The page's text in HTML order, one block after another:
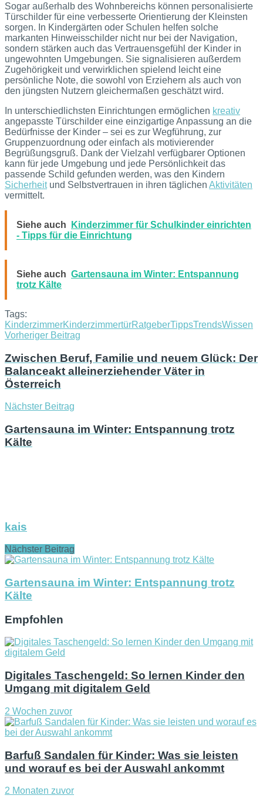
Sogar außerhalb des Wohnbereichs können personalisierte
Türschilder für eine verbesserte Orientierung der Kleinsten
sorgen. In Kindergärten oder Schulen helfen solche
markanten Hinweisschilder nicht nur bei der Navigation,
sondern stärken auch das Vertrauensgefühl der Kinder in
ungewohnten Umgebungen. Sie signalisieren außerdem
Zugehörigkeit und verwirklichen spielend leicht eine
persönliche Note, die sowohl von Erziehern als auch von
den jüngsten Nutzern gleichermaßen geschätzt wird.
In unterschiedlichsten Einrichtungen ermöglichen kreativ
angepasste Türschilder eine einzigartige Anpassung an die
Bedürfnisse der Kinder – sei es zur Wegführung, zur
Gruppenzuordnung oder einfach als motivierender
Begrüßungsgruß. Dank der Vielzahl verfügbarer Optionen
kann für jede Umgebung und jede Persönlichkeit das
passende Schild gefunden werden, was den Kindern
Sicherheitund Selbstvertrauen in ihren täglichen Aktivitäten
vermittelt.
Siehe auch
Kinderzimmer für Schulkinder einrichten
- Tipps für die Einrichtung
Siehe auch Gartensauna im Winter: Entspannung
trotz Kälte
Tags:
KinderzimmerKinderzimmertürRatgeberTippsTrendsWissen
Vorheriger Beitrag
Zwischen Beruf, Familie und neuem Glück: Der
Balanceakt alleinerziehender Väter in
Österreich
Nächster Beitrag
Gartensauna im Winter: Entspannung trotz
Kälte
kais
Nächster Beitrag
Gartensauna im Winter: Entspannung trotz
Kälte
Empfohlen
Digitales Taschengeld: So lernen Kinder den
Umgang mit digitalem Geld
2 Wochen zuvor
Barfuß Sandalen für Kinder: Was sie leisten
und worauf es bei der Auswahl ankommt
2 Monaten zuvor